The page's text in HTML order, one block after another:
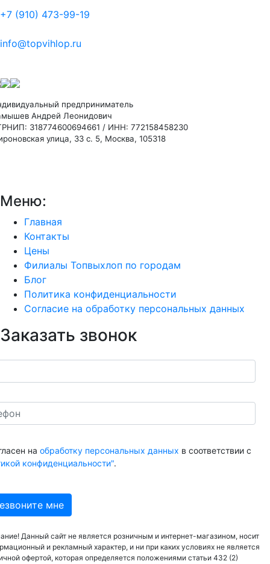
+7 (910) 473-99-19
info@topvihlop.ru
предприниматель
Андрей Леонидович
318774600694661 / ИНН: 772158458230
улица, 33 с. 5, Москва, 105318
Меню:
Главная
Контакты
Цены
Филиалы Топвыхлоп по городам
Блог
Политика конфиденциальности
Согласие на обработку персональных данных
Заказать звонок
на обработку персональных данных в соответствии с
конфиденциальности".
Данный сайт не является розничным и интернет-магазином, носит
и рекламный характер, и ни при каких условиях не является
офертой, которая определяется положениями статьи 432 (2)